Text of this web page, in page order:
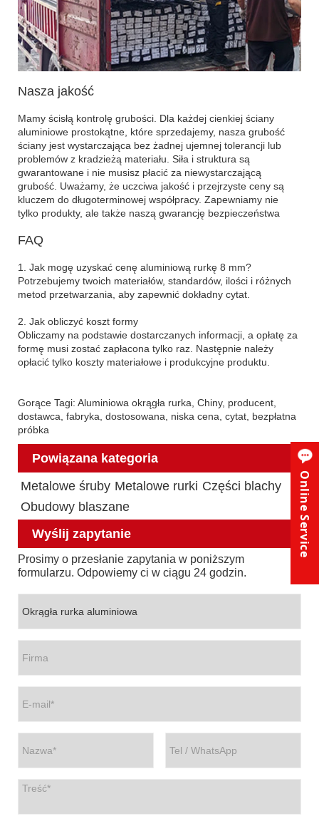
Nasza jakość
Mamy ścisłą kontrolę grubości. Dla każdej cienkiej ściany
aluminiowe prostokątne, które sprzedajemy, nasza grubość
ściany jest wystarczająca bez żadnej ujemnej tolerancji lub
problemów z kradzieżą materiału. Siła i struktura są
gwarantowane i nie musisz płacić za niewystarczającą
grubość. Uważamy, że uczciwa jakość i przejrzyste ceny są
kluczem do długoterminowej współpracy. Zapewniamy nie
tylko produkty, ale także naszą gwarancję bezpieczeństwa
FAQ
1. Jak mogę uzyskać cenę aluminiową rurkę 8 mm?
Potrzebujemy twoich materiałów, standardów, ilości i różnych
metod przetwarzania, aby zapewnić dokładny cytat.
2. Jak obliczyć koszt formy
Obliczamy na podstawie dostarczanych informacji, a opłatę za
formę musi zostać zapłacona tylko raz. Następnie należy
opłacić tylko koszty materiałowe i produkcyjne produktu.
Gorące Tagi: Aluminiowa okrągła rurka, Chiny, producent,
dostawca, fabryka, dostosowana, niska cena, cytat, bezpłatna
próbka
Powiązana kategoria
Metalowe śruby Metalowe rurki Części blachy
Obudowy blaszane
Wyślij zapytanie
Prosimy o przesłanie zapytania w poniższym
formularzu. Odpowiemy ci w ciągu 24 godzin.
Online Service